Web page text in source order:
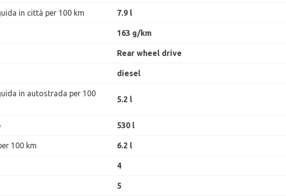
in città per 100 km 7.9 l
163 g/km
Rear wheel drive
diesel
in autostrada per 100
5.2 l
530 l
100 km 6.2 l
4
5